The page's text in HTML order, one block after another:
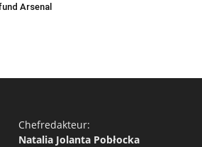
Arsenal
Chefredakteur:
Natalia Jolanta Pobłocka